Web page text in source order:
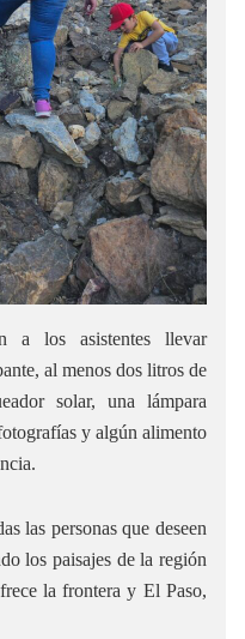
a los asistentes llevar
al menos dos litros de
solar, una lámpara
y algún alimento
las personas que deseen
los paisajes de la región
la frontera y El Paso,